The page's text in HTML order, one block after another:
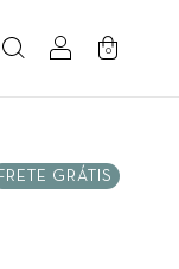
0
FRETE GRÁTIS